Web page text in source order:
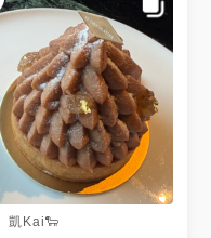
凱Kai🐑